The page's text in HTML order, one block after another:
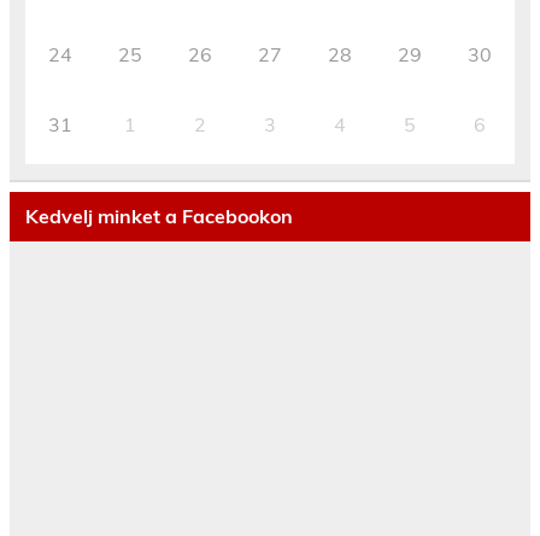
24 25 26 27 28 29 30
31 1 2 3 4 5 6
Kedvelj minket a Facebookon